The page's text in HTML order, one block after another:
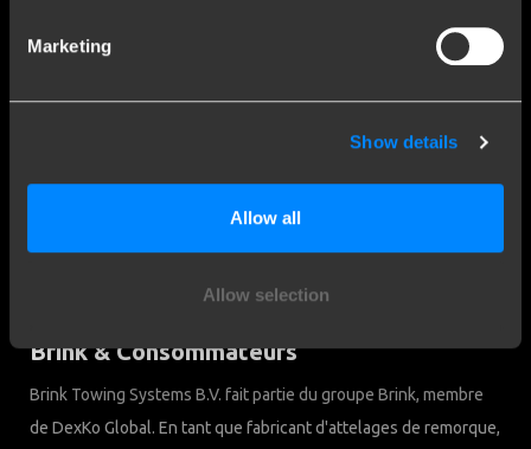
Marketing
Show details
Allow all
Allow selection
Privacy Downloads
51450 Bétheny
Chambre du Commerce:
05058752
Brink & Consommateurs
Brink Towing Systems B.V. fait partie du groupe Brink, membre
de DexKo Global. En tant que fabricant d'attelages de remorque,